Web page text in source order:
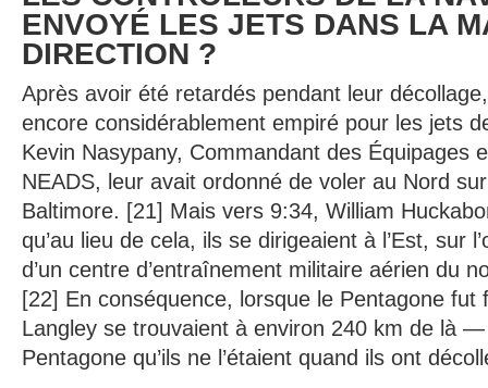
ENVOYÉ LES JETS DANS LA
DIRECTION ?
Après avoir été retardés pendant leur
encore considérablement empiré pour les jets
Kevin Nasypany, Commandant des Équipages
NEADS, leur avait ordonné de voler au Nord
Baltimore. [21] Mais vers 9:34, William
qu’au lieu de cela, ils se dirigeaient à l’Est, sur
d’un centre d’entraînement militaire aérien du
[22] En conséquence, lorsque le Pentagone fut
Langley se trouvaient à environ 240 km de là
Pentagone qu’ils ne l’étaient quand ils ont